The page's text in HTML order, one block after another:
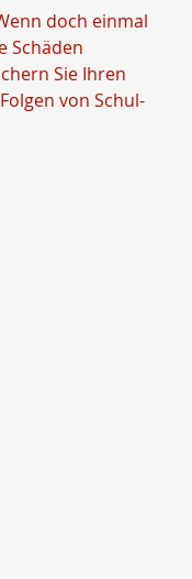
doch einmal
Schäden
Sie Ihren
von Schul-